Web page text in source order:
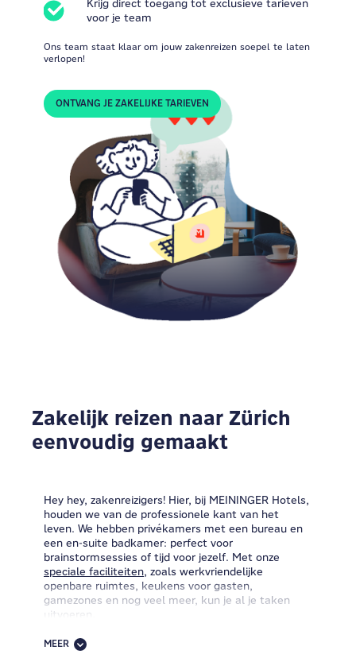
Krijg direct toegang tot exclusieve tarieven
voor je team
Ons team staat klaar om jouw zakenreizen soepel te laten
verlopen!
ONTVANG JE ZAKELIJKE TARIEVEN
Zakelijk reizen naar Zürich
eenvoudig gemaakt
Hey hey, zakenreizigers! Hier, bij MEININGER Hotels,
houden we van de professionele kant van het
leven. We hebben privékamers met een bureau en
een en-suite badkamer: perfect voor
brainstormsessies of tijd voor jezelf. Met onze
speciale faciliteiten, zoals werkvriendelijke
openbare ruimtes, keukens voor gasten,
gamezones en nog veel meer, kun je al je taken
uitvoeren.
Heb je vrije tijd nadat je klaar bent met werken?
MEER